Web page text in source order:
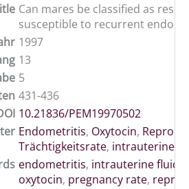
Can mares be classified as
susceptible to recurrent
1997
13
5
431-436
10.21836/PEM19970502
Endometritis, Oxytocin,
Trächtigkeitsrate, intrauterine
endometritis, intrauterine fluid
oxytocin, pregnancy rate,